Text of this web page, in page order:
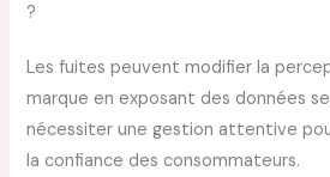
?
Les fuites peuvent modifier la
marque en exposant des données
nécessiter une gestion attentive
la confiance des consommateurs.